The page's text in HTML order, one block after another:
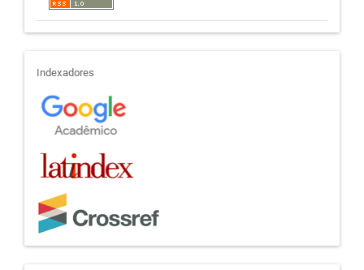
indexadores
Indexadores